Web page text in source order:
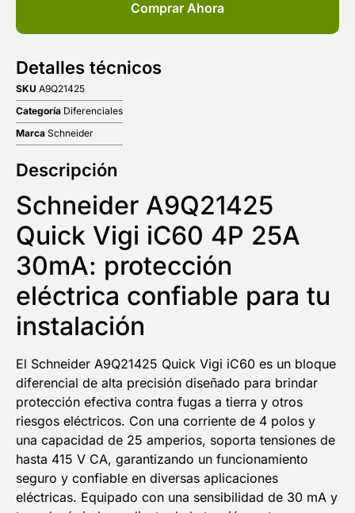
Comprar Ahora
Detalles técnicos
SKU A9Q21425
Categoría Diferenciales
Marca Schneider
Descripción
Schneider A9Q21425
Quick Vigi iC60 4P 25A
30mA: protección
eléctrica confiable para tu
instalación
El Schneider A9Q21425 Quick Vigi iC60 es un bloque
diferencial de alta precisión diseñado para brindar
protección efectiva contra fugas a tierra y otros
riesgos eléctricos. Con una corriente de 4 polos y
una capacidad de 25 amperios, soporta tensiones de
hasta 415 V CA, garantizando un funcionamiento
seguro y confiable en diversas aplicaciones
eléctricas. Equipado con una sensibilidad de 30 mA y